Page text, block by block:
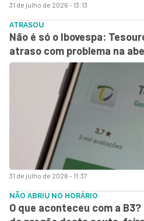
31 de julho de 2026 - 13:13
31 de julho de 2026 - 11:37
ATRASOU
Não é só o Ibovespa:
atraso com problema na
NÃO ABRIU NO HORÁRIO
O que aconteceu com a